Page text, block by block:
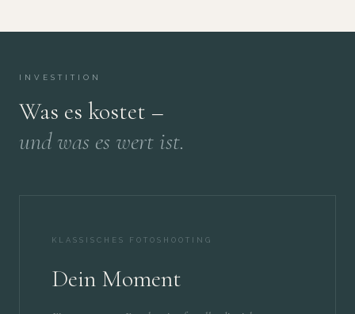
INVESTITION
Was es kostet –
und was es wert ist.
KLASSISCHES FOTOSHOOTING
Dein Moment